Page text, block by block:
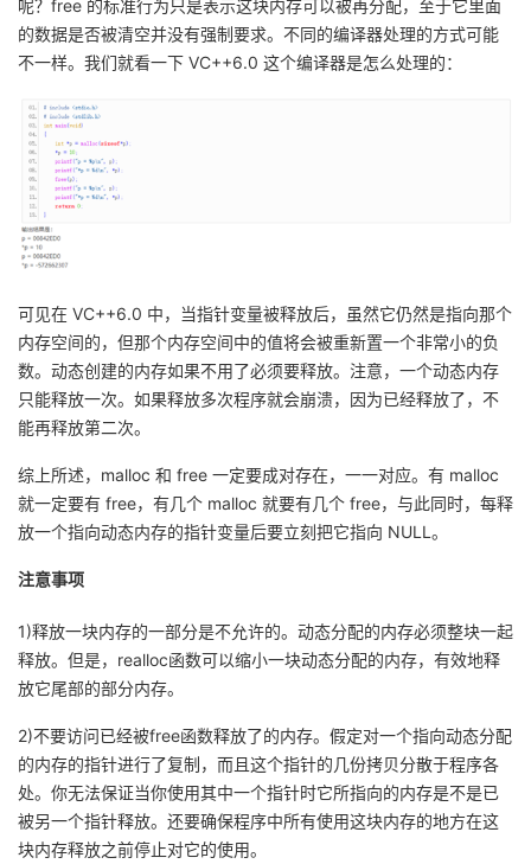
呢？ free 的标准行为只是表示这块内存可以被再分配，至于它里面
的数据是否被清空并没有强制要求。不同的编译器处理的方式可能
不一样。我们就看一下 VC++6.0 这个编译器是怎么处理的：
可见在 VC++6.0 中，当指针变量被释放后，虽然它仍然是指向那个
内存空间的，但那个内存空间中的值将会被重新置一个非常小的负
数。动态创建的内存如果不用了必须要释放。注意，一个动态内存
只能释放一次。如果释放多次程序就会崩溃，因为已经释放了，不
能再释放第二次。
综上所述， malloc 和 free 一定要成对存在，一一对应。有 malloc
就一定要有 free，有几个 malloc 就要有几个 free，与此同时，每释
放一个指向动态内存的指针变量后要立刻把它指向 NULL 。
注意事项
1)释放一块内存的一部分是不允许的。动态分配的内存必须整块一起
释放。但是， realloc函数可以缩小一块动态分配的内存，有效地释
放它尾部的部分内存。
2)不要访问已经被free函数释放了的内存。假定对一个指向动态分配
的内存的指针进行了复制，而且这个指针的几份拷贝分散于程序各
处。你无法保证当你使用其中一个指针时它所指向的内存是不是已
被另一个指针释放。还要确保程序中所有使用这块内存的地方在这
块内存释放之前停止对它的使用。